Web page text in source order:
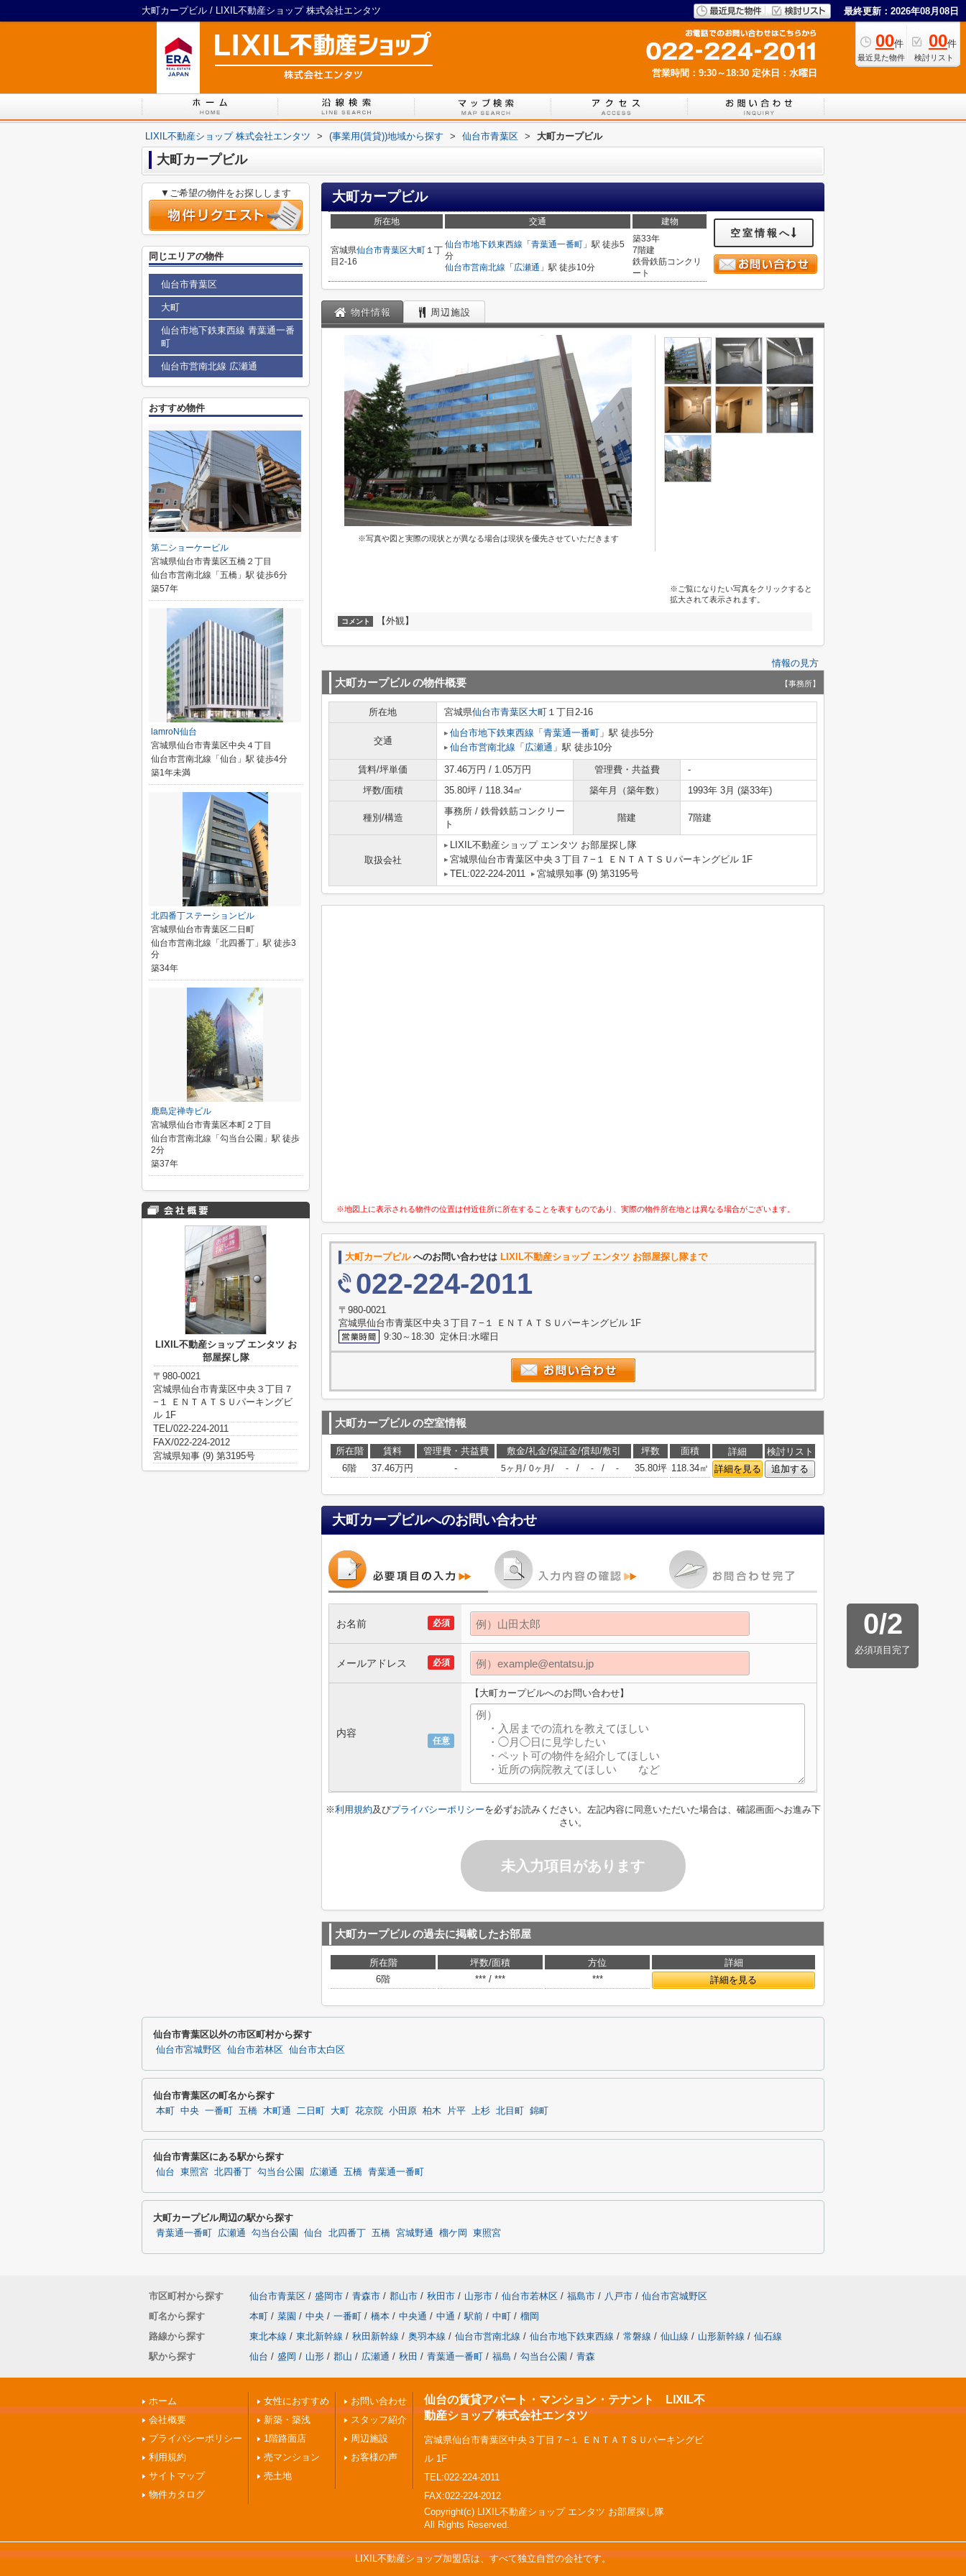
大町カープビル / LIXIL不動産ショップ 株式会社エンタツ 最終更新：2026年08月08日
00件
最近見た物件
00件
検討リスト
営業時間：9:30～18:30 定休日：水曜日
LIXIL不動産ショップ 株式会社エンタツ > (事業用(賃貸))地域から探す > 仙台市青葉区 > 大町カープビル
大町カープビル
大町カープビル
所在地 交通 建物
宮城県仙台市青葉区大町 １丁
目2-16
仙台市地下鉄東西線 「 青葉通一番町 」駅 徒歩5
分
仙台市営南北線 「 広瀬通 」駅 徒歩10分
築33年
7階建
鉄骨鉄筋コンクリ
ート
空室情報へ
物件情報 周辺施設
※写真や図と実際の現状とが異なる場合は現状を優先させていただきます
※ご覧になりたい写真をクリックすると
拡大されて表示されます。
コメント 【外観】
情報の見方
大町カープビルの物件概要 【事務所】
所在地 宮城県仙台市青葉区大町 １丁目2-16
交通
仙台市地下鉄東西線 「 青葉通一番町 」駅 徒歩5分
仙台市営南北線 「 広瀬通 」駅 徒歩10分
賃料/坪単価 37.46万円 / 1.05万円 管理費・共益費
-
坪数/面積
35.80坪 / 118.34㎡ 築年月（築年数） 1993年 3月 (築33年)
種別/構造
事務所 / 鉄骨鉄筋コンクリー
ト
階建 7階建
取扱会社
LIXIL不動産ショップ エンタツ お部屋探し隊
宮城県仙台市青葉区中央３丁目７−１ ＥＮＴＡＴＳＵパーキングビル 1F
TEL:022-224-2011
宮城県知事 (9) 第3195号
※地図上に表示される物件の位置は付近住所に所在することを表すものであり、実際の物件所在地とは異なる場合がございます。
大町カープビルへのお問い合わせは LIXIL不動産ショップ エンタツ お部屋探し隊まで
022-224-2011
〒980-0021
宮城県仙台市青葉区中央３丁目７−１ ＥＮＴＡＴＳＵパーキングビル 1F
9:30～18:30 定休日:水曜日
大町カープビルの空室情報
所在階 賃料 管理費・共益費 敷金/礼金/保証金/償却/敷引 坪数 面積 詳細
検討リスト
6階
37.46万円 - 5ヶ月 / 0ヶ月 / - / - / - 35.80坪 118.34㎡ 詳細を見る 追加する
大町カープビルへのお問い合わせ
0/2
必須項目完了
必須
お名前
必須
メールアドレス
任意
内容
【大町カープビルへのお問い合わせ】
※利用規約及びプライバシーポリシーを必ずお読みください。左記内容に同意いただいた場合は、確認画面へお進み下
さい。
未入力項目があります
大町カープビルの過去に掲載したお部屋
所在階 坪数/面積 方位
詳細
6階
*** / *** *** 詳細を見る
▼ご希望の物件をお探しします
同じエリアの物件
仙台市青葉区
大町
仙台市地下鉄東西線 青葉通一番
町
仙台市営南北線 広瀬通
おすすめ物件
第二ショーケービル
宮城県仙台市青葉区五橋２丁目
仙台市営南北線「五橋」駅 徒歩6分
築57年
lamroN仙台
宮城県仙台市青葉区中央４丁目
仙台市営南北線「仙台」駅 徒歩4分
築1年未満
北四番丁ステーションビル
宮城県仙台市青葉区二日町
仙台市営南北線「北四番丁」駅 徒歩3
分
築34年
鹿島定禅寺ビル
宮城県仙台市青葉区本町２丁目
仙台市営南北線「勾当台公園」駅 徒歩
2分
築37年
LIXIL不動産ショップ エンタツ お
部屋探し隊
〒980-0021
宮城県仙台市青葉区中央３丁目７
−１ ＥＮＴＡＴＳＵパーキングビ
ル 1F
TEL/022-224-2011
FAX/022-224-2012
宮城県知事 (9) 第3195号
仙台市青葉区以外の市区町村から探す
仙台市宮城野区 仙台市若林区 仙台市太白区
仙台市青葉区の町名から探す
本町 中央 一番町 五橋 木町通 二日町 大町 花京院 小田原 柏木 片平 上杉 北目町 錦町
仙台市青葉区にある駅から探す
仙台 東照宮 北四番丁 勾当台公園 広瀬通 五橋 青葉通一番町
大町カープビル周辺の駅から探す
青葉通一番町 広瀬通 勾当台公園 仙台 北四番丁 五橋 宮城野通 榴ケ岡 東照宮
市区町村から探す 仙台市青葉区 / 盛岡市 / 青森市 / 郡山市 / 秋田市 / 山形市 / 仙台市若林区 / 福島市 / 八戸市 / 仙台市宮城野区
町名から探す
本町 / 菜園 / 中央 / 一番町 / 橋本 / 中央通 / 中通 / 駅前 / 中町 / 榴岡
路線から探す
東北本線 / 東北新幹線 / 秋田新幹線 / 奥羽本線 / 仙台市営南北線 / 仙台市地下鉄東西線 / 常磐線 / 仙山線 / 山形新幹線 / 仙石線
駅から探す
仙台 / 盛岡 / 山形 / 郡山 / 広瀬通 / 秋田 / 青葉通一番町 / 福島 / 勾当台公園 / 青森
ホーム
会社概要
プライバシーポリシー
利用規約
サイトマップ
物件カタログ
女性におすすめ
新築・築浅
1階路面店
売マンション
売土地
お問い合わせ
スタッフ紹介
周辺施設
お客様の声
仙台の賃貸アパート・マンション・テナント LIXIL不
動産ショップ 株式会社エンタツ
宮城県仙台市青葉区中央３丁目７−１ ＥＮＴＡＴＳＵパーキングビ
ル 1F
TEL:022-224-2011
FAX:022-224-2012
Copyright(c) LIXIL不動産ショップ エンタツ お部屋探し隊
All Rights Reserved.
LIXIL不動産ショップ加盟店は、すべて独立自営の会社です。